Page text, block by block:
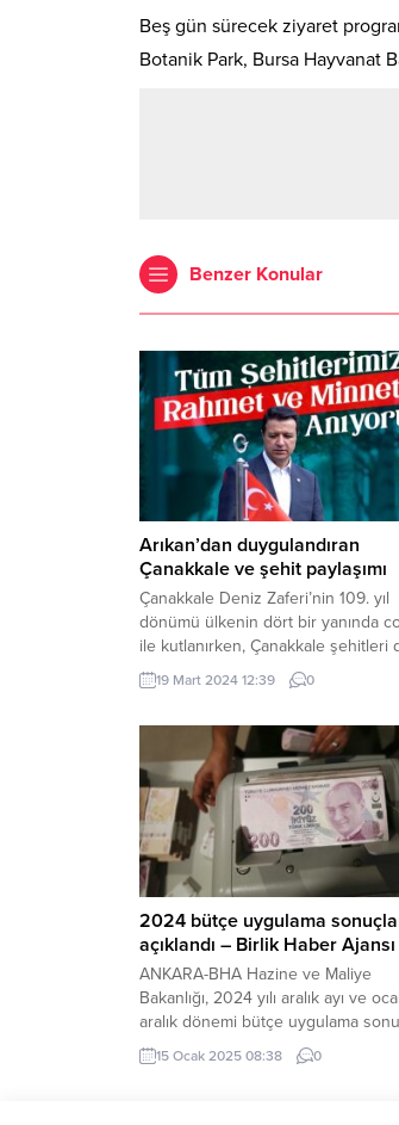
Beş gün sürecek ziyaret
Botanik Park, Bursa Hayvanat
Benzer Konular
Arıkan’dan duygulandıran
Çanakkale ve şehit paylaşımı
Çanakkale Deniz Zaferi’nin 109. yıl
dönümü ülkenin dört bir yanında
ile kutlanırken, Çanakkale şehitleri
anılıyor. Mehmet UZEL / KAYSERİ
Saadet Partisi Kayseri Büyükşehir
Çanakkale zaferinin 109. yıl dönümü
vesilesiyle bir video paylaştı.
VURGUSU Resmi sosyal medya
hesaplarından “Çanakkale Zaferi’nin
yıl dönümünde...
19 Mart 2024 12:39 0
2024 bütçe uygulama
açıklandı – Birlik Haber Ajansı
ANKARA-BHA Hazine ve Maliye
Bakanlığı, 2024 yılı aralık ayı ve
aralık dönemi bütçe uygulama
duyurdu. Buna göre, 2024 yılı
yönetim bütçe gelirleri, bir önceki
15 Ocak 2025 08:38 0